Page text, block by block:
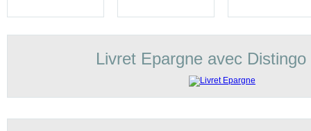
Livret Epargne avec Distingo